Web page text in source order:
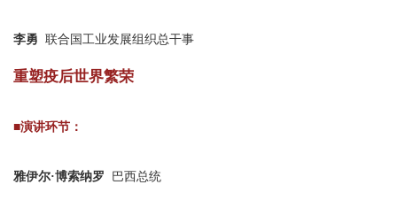
李勇 联合国工业发展组织总干事
重塑疫后世界繁荣
■演讲环节：
雅伊尔·博索纳罗 巴西总统